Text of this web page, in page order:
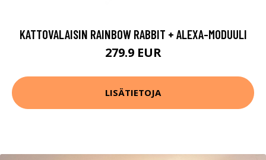
KATTOVALAISIN RAINBOW RABBIT + ALEXA-MODUULI
279.9 EUR
LISÄTIETOJA